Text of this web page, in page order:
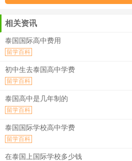
相关资讯
泰国国际高中费用
留学百科
初中生去泰国高中学费
留学百科
泰国高中是几年制的
留学百科
泰国国际学校高中学费
留学百科
在泰国上国际学校多少钱